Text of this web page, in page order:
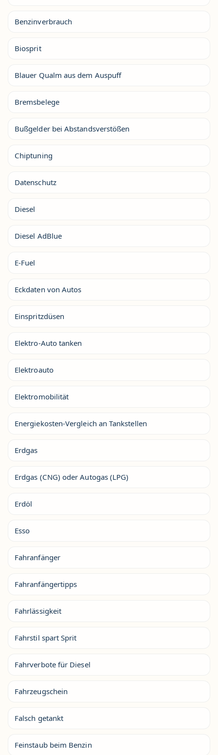
Benzinverbrauch
Biosprit
Blauer Qualm aus dem Auspuff
Bremsbelege
Bußgelder bei Abstandsverstößen
Chiptuning
Datenschutz
Diesel
Diesel AdBlue
E-Fuel
Eckdaten von Autos
Einspritzdüsen
Elektro-Auto tanken
Elektroauto
Elektromobilität
Energiekosten-Vergleich an Tankstellen
Erdgas
Erdgas (CNG) oder Autogas (LPG)
Erdöl
Esso
Fahranfänger
Fahranfängertipps
Fahrlässigkeit
Fahrstil spart Sprit
Fahrverbote für Diesel
Fahrzeugschein
Falsch getankt
Feinstaub beim Benzin